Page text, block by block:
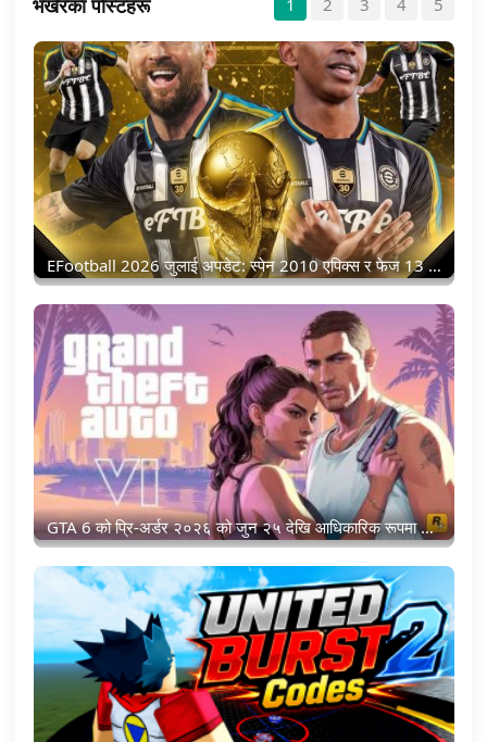
भर्खरका पोस्टहरू
EFootball 2026 जुलाई अपडेट: स्पेन 2010 एपिक्स र फेज 13 नामाङ्कन प्याक अब सुरु भयो!
GTA 6 को प्रि-अर्डर २०२६ को जुन २५ देखि आधिकारिक रूपमा खुल्यो